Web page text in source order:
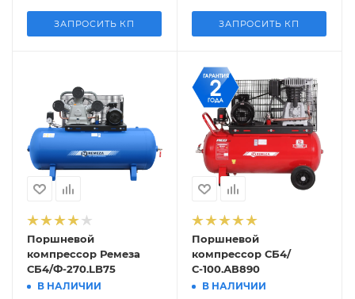
ЗАПРОСИТЬ КП ЗАПРОСИТЬ КП
Поршневой
компрессор Ремеза
СБ4/Ф-270.LB75
В НАЛИЧИИ
Поршневой
компрессор СБ4/
С-100.АВ890
В НАЛИЧИИ